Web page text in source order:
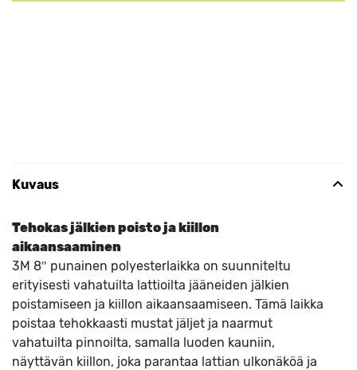
Kuvaus
Tehokas jälkien poisto ja kiillon
aikaansaaminen
3M 8″ punainen polyesterlaikka on suunniteltu
erityisesti vahatuilta lattioilta jääneiden jälkien
poistamiseen ja kiillon aikaansaamiseen. Tämä laikka
poistaa tehokkaasti mustat jäljet ja naarmut
vahatuilta pinnoilta, samalla luoden kauniin,
näyttävän kiillon, joka parantaa lattian ulkonäköä ja